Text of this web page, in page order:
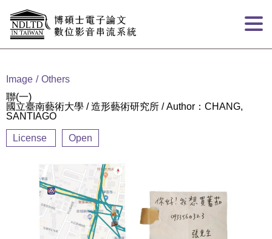
Image
Others
聯(一)
國立臺南藝術大學 / 造形藝術研究所 / Author：CHANG,
SANTIAGO
License Open